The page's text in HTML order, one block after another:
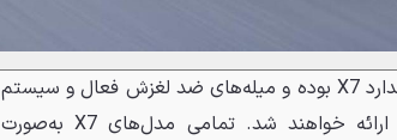
سیستم تعلیق بادی توئین اکسل یک ویژگی استاندارد X7 بوده و میله‌های ضد لغزش فعال و سیستم
فرمان پذیری چهار چرخ نیز به‌صورت سفارشی ارائه خواهند شد. تمامی مدل‌های X7 به‌صورت